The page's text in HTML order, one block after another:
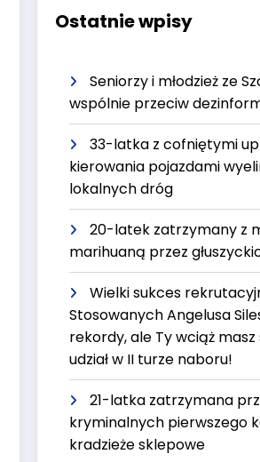
Ostatnie wpisy
Seniorzy i młodzież ze
wspólnie przeciw
33-latka z cofniętymi
kierowania pojazdami
lokalnych dróg
20-latek zatrzymany z
marihuaną przez
Wielki sukces
Stosowanych Angelusa
rekordy, ale Ty wciąż masz
udział w II turze naboru!
21-latka zatrzymana
kryminalnych pierwszego
kradzieże sklepowe